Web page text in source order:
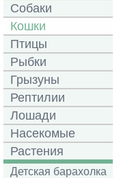
Собаки
Кошки
Птицы
Рыбки
Грызуны
Рептилии
Лошади
Насекомые
Растения
Детская барахолка